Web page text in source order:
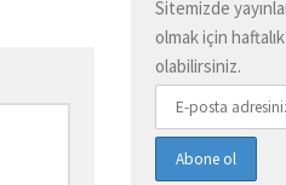
Sitemizde
olmak için
olabilirsiniz.